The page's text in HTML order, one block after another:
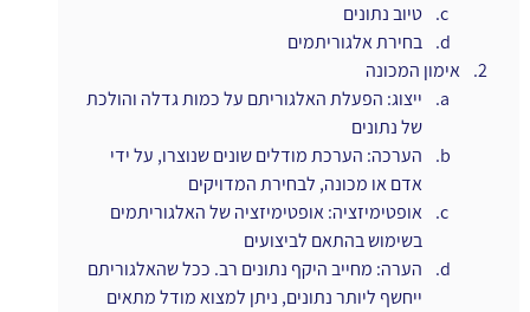
טיוב נתונים
בחירת אלגוריתמים
אימון המכונה
ייצוג: הפעלת האלגוריתם על כמות גדלה והולכת
של נתונים
הערכה: הערכת מודלים שונים שנוצרו, על ידי
אדם או מכונה, לבחירת המדויקים
אופטימיזציה: אופטימיזציה של האלגוריתמים
בשימוש בהתאם לביצועים
הערה: מחייב היקף נתונים רב. ככל שהאלגוריתם
ייחשף ליותר נתונים, ניתן למצוא מודל מתאים